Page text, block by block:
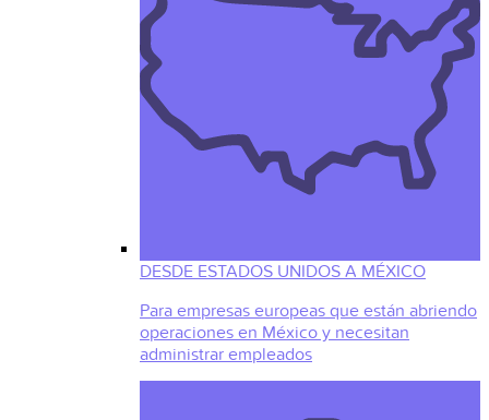
DESDE ESTADOS UNIDOS A MÉXICO
Para empresas europeas que están abriendo
operaciones en México y necesitan
administrar empleados